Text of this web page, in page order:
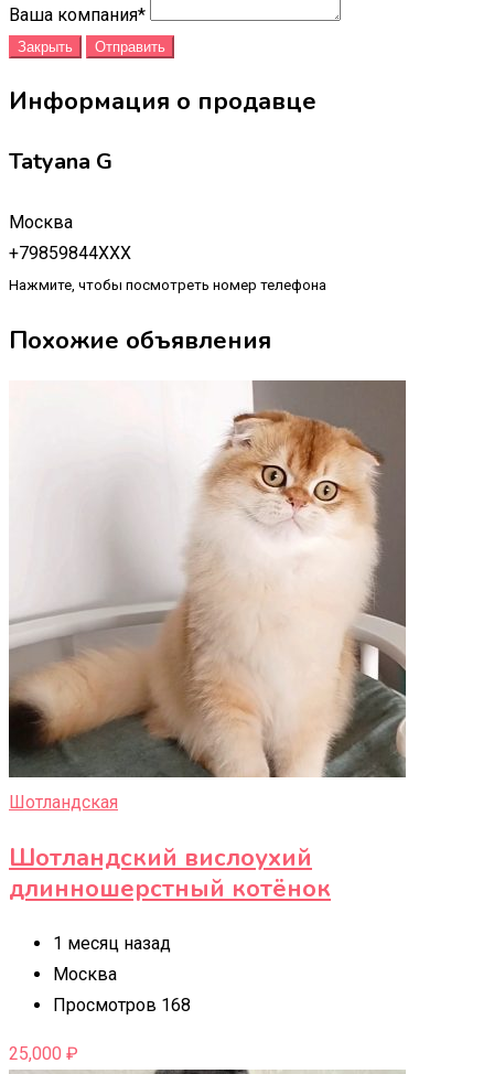
Ваша компания*
Закрыть Отправить
Информация о продавце
Tatyana G
Москва
+79859844XXX
Нажмите, чтобы посмотреть номер телефона
Похожие объявления
Шотландская
Шотландский вислоухий
длинношерстный котёнок
1 месяц назад
Москва
Просмотров 168
25,000 ₽